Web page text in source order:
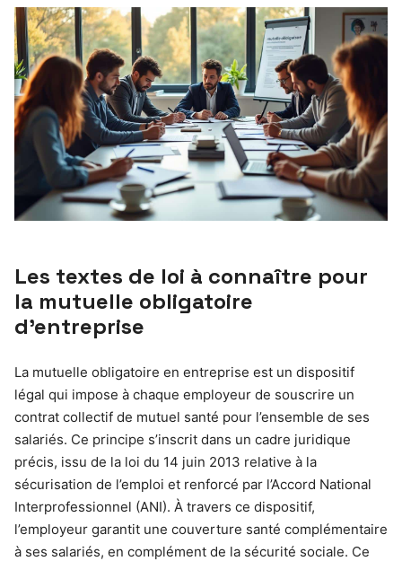
Les textes de loi à connaître pour
la mutuelle obligatoire
d’entreprise
La mutuelle obligatoire en entreprise est un dispositif
légal qui impose à chaque employeur de souscrire un
contrat collectif de mutuel santé pour l’ensemble de ses
salariés. Ce principe s’inscrit dans un cadre juridique
précis, issu de la loi du 14 juin 2013 relative à la
sécurisation de l’emploi et renforcé par l’Accord National
Interprofessionnel (ANI). À travers ce dispositif,
l’employeur garantit une couverture santé complémentaire
à ses salariés, en complément de la sécurité sociale. Ce